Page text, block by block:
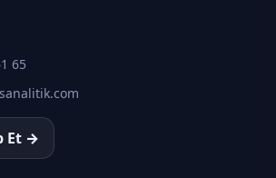
65
Et →